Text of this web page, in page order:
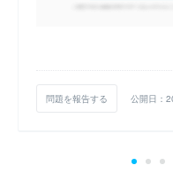
問題を報告する 公開日：